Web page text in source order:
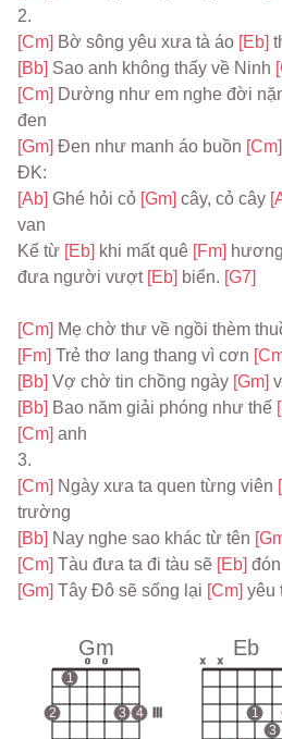
2.
[Cm] Bờ sông yêu xưa tà áo [Eb]
[Bb] Sao anh không thấy về Ninh
[Cm] Dường như em nghe đời
đen
[Gm] Đen như manh áo buồn [Cm]
ĐK:
[Ab] Ghé hỏi cỏ [Gm] cây, cỏ cây
van
Kể từ [Eb] khi mất quê [Fm]
đưa người vượt [Eb] biển. [G7]
[Cm] Mẹ chờ thư về ngồi thèm
[Fm] Trẻ thơ lang thang vì cơn
[Bb] Vợ chờ tin chồng ngày [Gm]
[Bb] Bao năm giải phóng như thế
[Cm] anh
3.
[Cm] Ngày xưa ta quen từng viên
trường
[Bb] Nay nghe sao khác từ tên
[Cm] Tàu đưa ta đi tàu sẽ [Eb]
[Gm] Tây Đô sẽ sống lại [Cm] yêu
Gm
2
1
o o
3 4
Eb
x x
1
3